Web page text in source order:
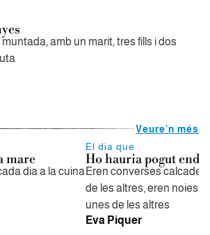
amb un marit, tres fills i dos
Veure'n més
mare
dia a la cuina
El dia que
Ho hauria pogut
Eren converses calcades
de les altres, eren noies
unes de les altres
Eva Piquer